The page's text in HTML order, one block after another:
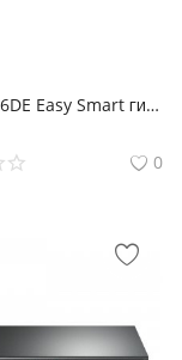
TL-SG1016DE Easy Smart гигабитный 16-портовый коммутатор
0